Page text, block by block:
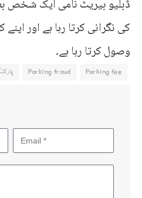
ڈبلیو بیریٹ نامی ایک شخص
کی نگرانی کرتا رہا ہے اور
وصول کرتا رہا ہے۔
Parking fee
Parking fraud